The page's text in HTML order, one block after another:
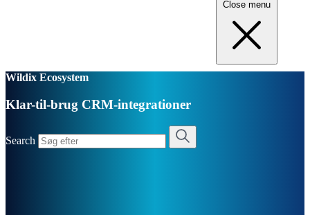
Close menu
Wildix Ecosystem
Klar-til-brug CRM-integrationer
Search